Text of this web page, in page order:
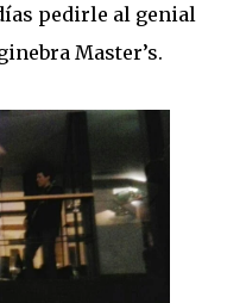
pedirle al genial
Master’s.